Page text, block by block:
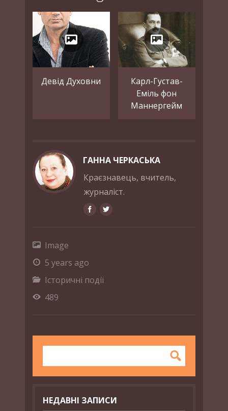
Девід Духовни
Карл-Густав-
Еміль фон
Маннергейм
ГАННА ЧЕРКАСЬКА
Краєзнавець, вчитель,
журналіст.
Image
5 years ago
Історичні події
489
НЕДАВНІ ЗАПИСИ